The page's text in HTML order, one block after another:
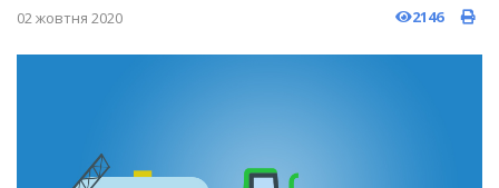
02 жовтня 2020 2146